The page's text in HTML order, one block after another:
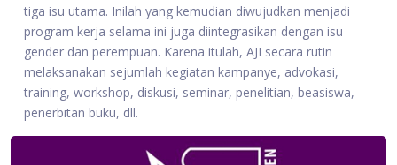
tiga isu utama. Inilah yang kemudian diwujudkan menjadi
program kerja selama ini juga diintegrasikan dengan isu
gender dan perempuan. Karena itulah, AJI secara rutin
melaksanakan sejumlah kegiatan kampanye, advokasi,
training, workshop, diskusi, seminar, penelitian, beasiswa,
penerbitan buku, dll.